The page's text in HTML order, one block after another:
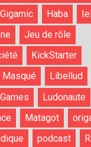
Gigamic Haba
Jeu de rôle
KickStarter
Masqué
Libellud
Ludonaute
Matagot
podcast